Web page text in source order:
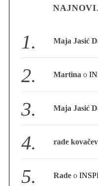
Maja Jasić
Martina o
Maja Jasić
rade
Rade o
r
c
h
f
o
r
: